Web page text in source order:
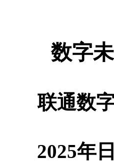
数字
联通数
2025年